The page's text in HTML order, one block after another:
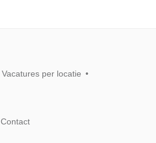
Vacatures per locatie
Contact